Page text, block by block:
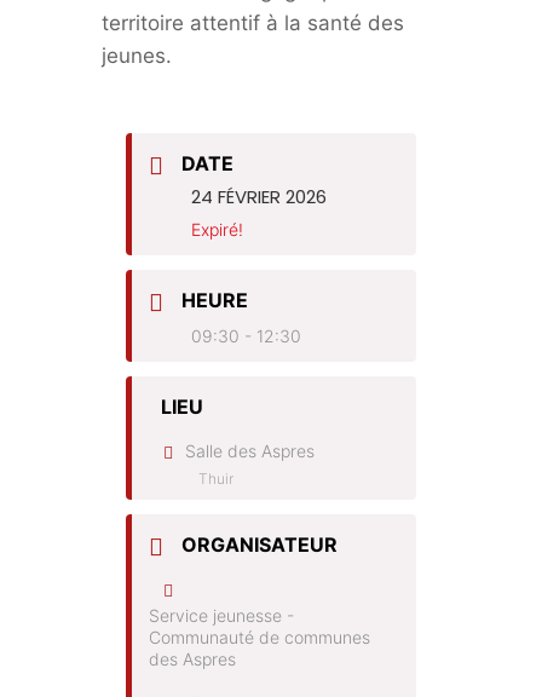
territoire attentif à la santé des
jeunes.
DATE
24 FÉVRIER 2026
Expiré!
HEURE
09:30 - 12:30
LIEU
Salle des Aspres
Thuir
ORGANISATEUR
Service jeunesse -
Communauté de communes
des Aspres